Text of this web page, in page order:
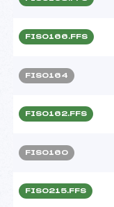
FIS0166.FFS
FIS0164
FIS0162.FFS
FIS0160
FIS0215.FFS